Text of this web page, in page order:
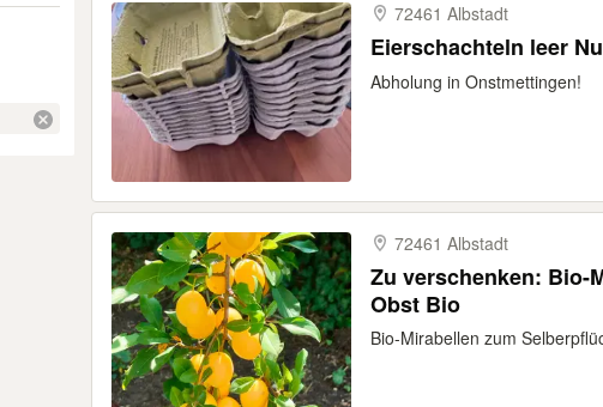
72461 Albstadt
Eierschachteln leer
Abholung in Onstmettingen!
72461 Albstadt
Zu verschenken: Bio-
Obst Bio
Bio-Mirabellen zum